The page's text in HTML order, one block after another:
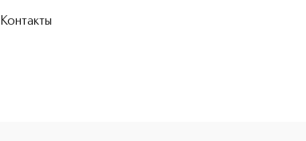
Контакты